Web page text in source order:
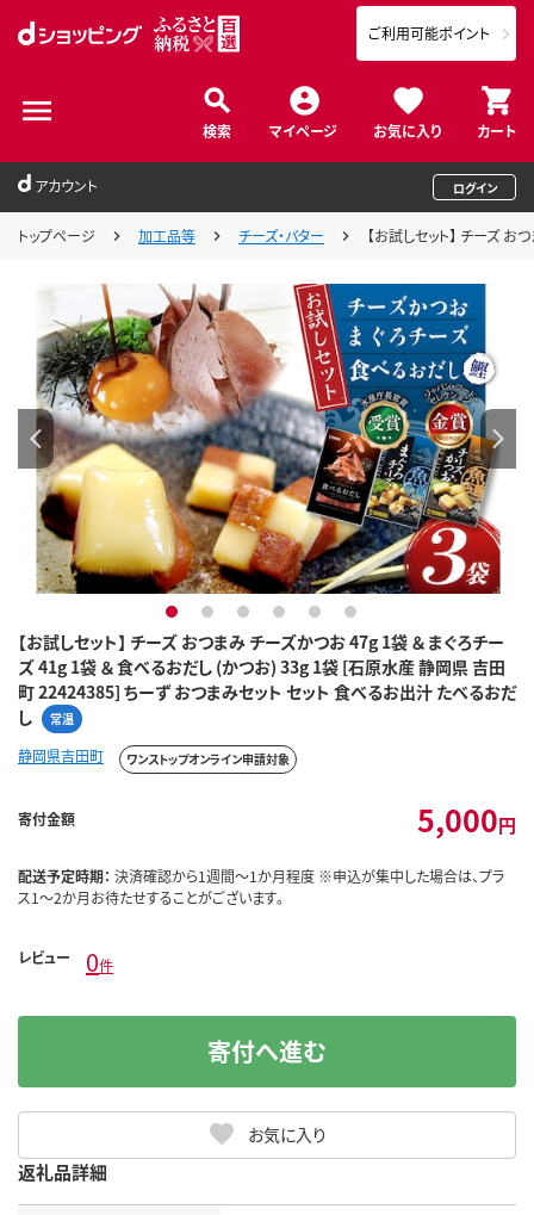
検索 マイページ お気に入り カート
ご利用可能ポイント
アカウント ログイン
トップページ 加工品等 チーズ・バター 【お試しセット】 チーズ
【お試しセット】 チーズ おつまみ チーズかつお 47g 1袋 ＆ まぐろチー
ズ 41g 1袋 ＆ 食べるおだし (かつお) 33g 1袋 [石原水産 静岡県 吉田
町 22424385] ちーず おつまみセット セット 食べるお出汁 たべるおだ
し
常温
1 2 3 4 5 6
静岡県吉田町 ワンストップオンライン申請対象
寄付金額 5,000円
配送予定時期： 決済確認から1週間～1か月程度 ※申込が集中した場合は、プラ
ス1～2か月お待たせすることがございます。
レビュー 0件
お気に入り
寄付へ進む
返礼品詳細